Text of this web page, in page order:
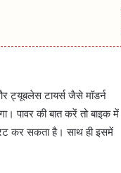
ट्यूबलेस टायर्स जैसे मॉडर्न
पावर की बात करें तो बाइक में
कर सकता है। साथ ही इसमें